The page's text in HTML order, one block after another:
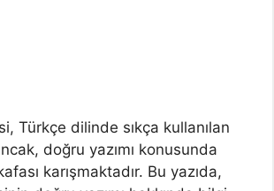
Türkçe dilinde sıkça kullanılan
doğru yazımı konusunda
karışmaktadır. Bu yazıda,